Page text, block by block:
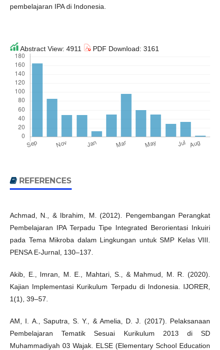
pembelajaran IPA di Indonesia.
Abstract View: 4911 PDF Download: 3161
REFERENCES
Achmad, N., & Ibrahim, M. (2012). Pengembangan Perangkat
Pembelajaran IPA Terpadu Tipe Integrated Berorientasi Inkuiri
pada Tema Mikroba dalam Lingkungan untuk SMP Kelas VIII.
PENSA E-Jurnal, 130–137.
Akib, E., Imran, M. E., Mahtari, S., & Mahmud, M. R. (2020).
Kajian Implementasi Kurikulum Terpadu di Indonesia. IJORER,
1(1), 39–57.
AM, I. A., Saputra, S. Y., & Amelia, D. J. (2017). Pelaksanaan
Pembelajaran Tematik Sesuai Kurikulum 2013 di SD
Muhammadiyah 03 Wajak. ELSE (Elementary School Education